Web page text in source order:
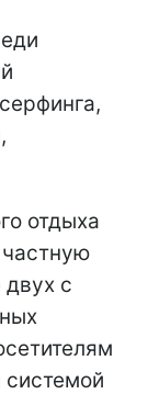
отдыха
с
системой